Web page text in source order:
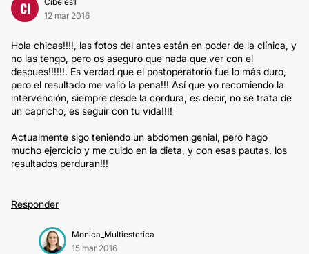
CI
12 mar 2016
Hola chicas!!!!, las fotos del antes están en poder de la clínica, y
no las tengo, pero os aseguro que nada que ver con el
después!!!!!!. Es verdad que el postoperatorio fue lo más duro,
pero el resultado me valió la pena!!! Así que yo recomiendo la
intervención, siempre desde la cordura, es decir, no se trata de
un capricho, es seguir con tu vida!!!!
Actualmente sigo teniendo un abdomen genial, pero hago
mucho ejercicio y me cuido en la dieta, y con esas pautas, los
resultados perduran!!!
Responder
Monica_Multiestetica
15 mar 2016